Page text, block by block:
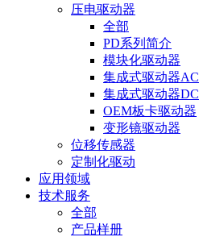
压电驱动器
全部
PD系列简介
模块化驱动器
集成式驱动器AC
集成式驱动器DC
OEM板卡驱动器
变形镜驱动器
位移传感器
定制化驱动
应用领域
技术服务
全部
产品样册